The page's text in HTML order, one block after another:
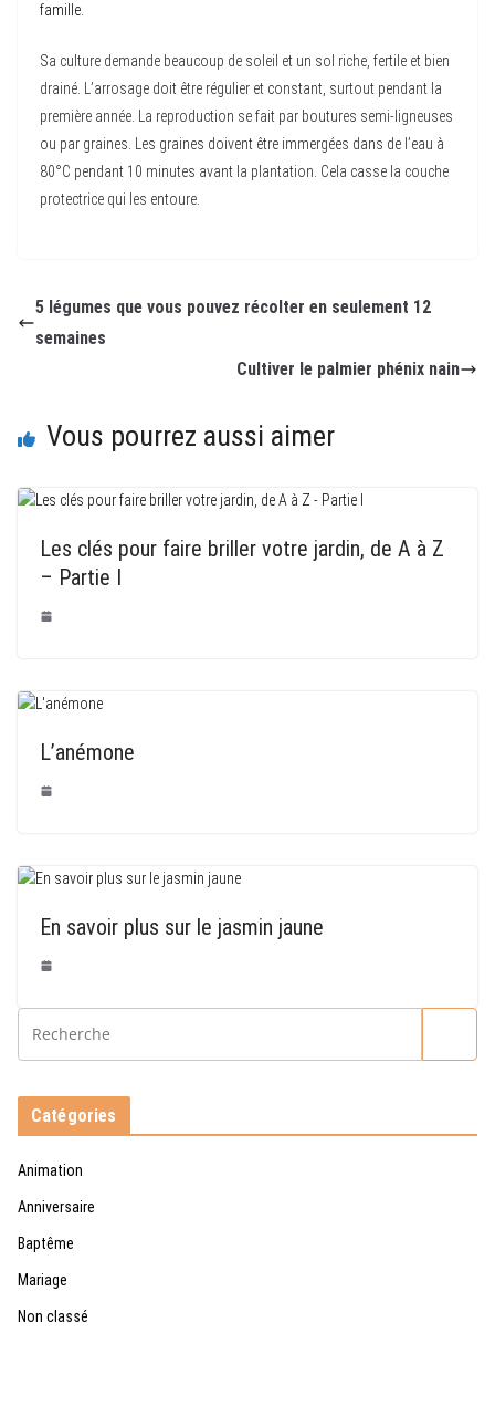
famille
Sa culture demande beaucoup de soleil et un sol riche, fertile et bien
drainé. L’arrosage doit être régulier et constant, surtout pendant la
première année. La reproduction se fait par boutures semi-ligneuses
ou par graines. Les graines doivent être immergées dans de l’eau à
80°C pendant 10 minutes avant la plantation. Cela casse la couche
protectrice qui les entoure.
5 légumes que vous pouvez récolter en seulement 12
semaines
Cultiver le palmier phénix nain
Vous pourrez aussi aimer
Les clés pour faire briller votre jardin, de A à Z
– Partie I
L’anémone
En savoir plus sur le jasmin jaune
Catégories
Animation
Anniversaire
Baptême
Mariage
Non classé